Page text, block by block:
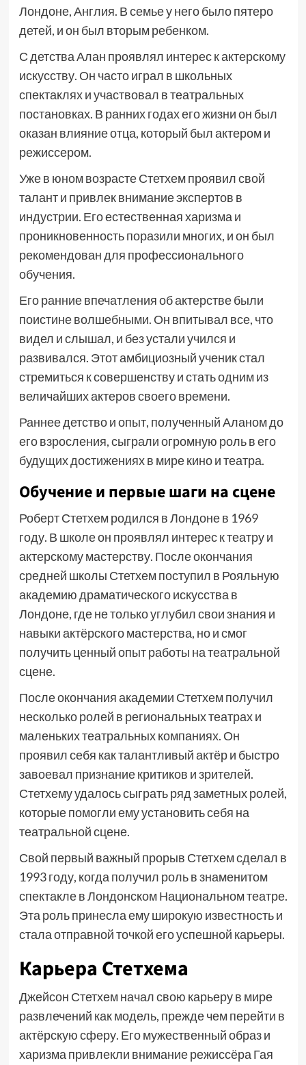
Лондоне, Англия. В семье у него было пятеро
детей, и он был вторым ребенком.
С детства Алан проявлял интерес к актерскому
искусству. Он часто играл в школьных
спектаклях и участвовал в театральных
постановках. В ранних годах его жизни он был
оказан влияние отца, который был актером и
режиссером.
Уже в юном возрасте Стетхем проявил свой
талант и привлек внимание экспертов в
индустрии. Его естественная харизма и
проникновенность поразили многих, и он был
рекомендован для профессионального
обучения.
Его ранние впечатления об актерстве были
поистине волшебными. Он впитывал все, что
видел и слышал, и без устали учился и
развивался. Этот амбициозный ученик стал
стремиться к совершенству и стать одним из
величайших актеров своего времени.
Раннее детство и опыт, полученный Аланом до
его взросления, сыграли огромную роль в его
будущих достижениях в мире кино и театра.
Обучение и первые шаги на сцене
Роберт Стетхем родился в Лондоне в 1969
году. В школе он проявлял интерес к театру и
актерскому мастерству. После окончания
средней школы Стетхем поступил в Рояльную
академию драматического искусства в
Лондоне, где не только углубил свои знания и
навыки актёрского мастерства, но и смог
получить ценный опыт работы на театральной
сцене.
После окончания академии Стетхем получил
несколько ролей в региональных театрах и
маленьких театральных компаниях. Он
проявил себя как талантливый актёр и быстро
завоевал признание критиков и зрителей.
Стетхему удалось сыграть ряд заметных ролей,
которые помогли ему установить себя на
театральной сцене.
Свой первый важный прорыв Стетхем сделал в
1993 году, когда получил роль в знаменитом
спектакле в Лондонском Национальном театре.
Эта роль принесла ему широкую известность и
стала отправной точкой его успешной карьеры.
Карьера Стетхема
Джейсон Стетхем начал свою карьеру в мире
развлечений как модель, прежде чем перейти в
актёрскую сферу. Его мужественный образ и
харизма привлекли внимание режиссёра Гая